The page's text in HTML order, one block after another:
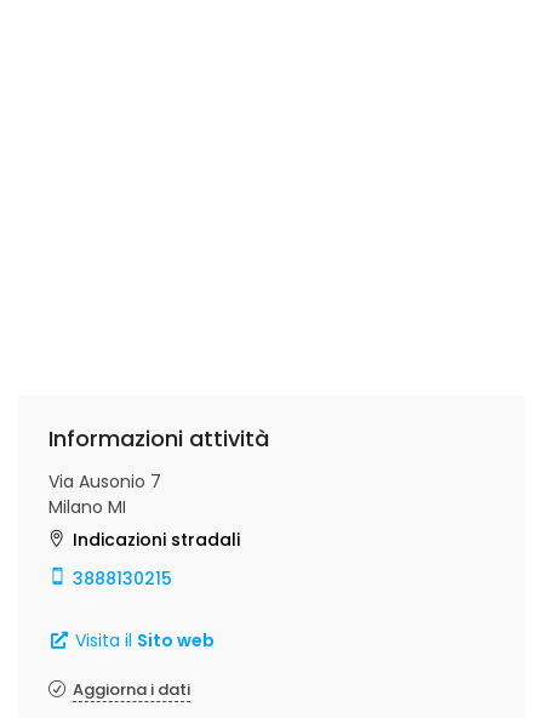
Informazioni attività
Via Ausonio 7
Milano MI
Indicazioni stradali
3888130215
Visita il Sito web
Aggiorna i dati